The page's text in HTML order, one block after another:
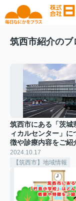
筑西市紹介のブ
筑西市にある「茨城
ィカルセンター」に
徴や診療内容をご紹
2024.10.17
【筑西市】地域情報